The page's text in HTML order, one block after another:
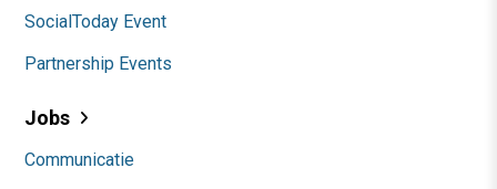
SocialToday Event
Partnership Events
Jobs
Communicatie